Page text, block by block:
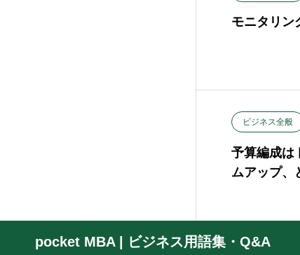
モニタリン
ビジネス全般
予算編成は
ムアップ、
pocket MBA | ビジネス用語集・Q&A